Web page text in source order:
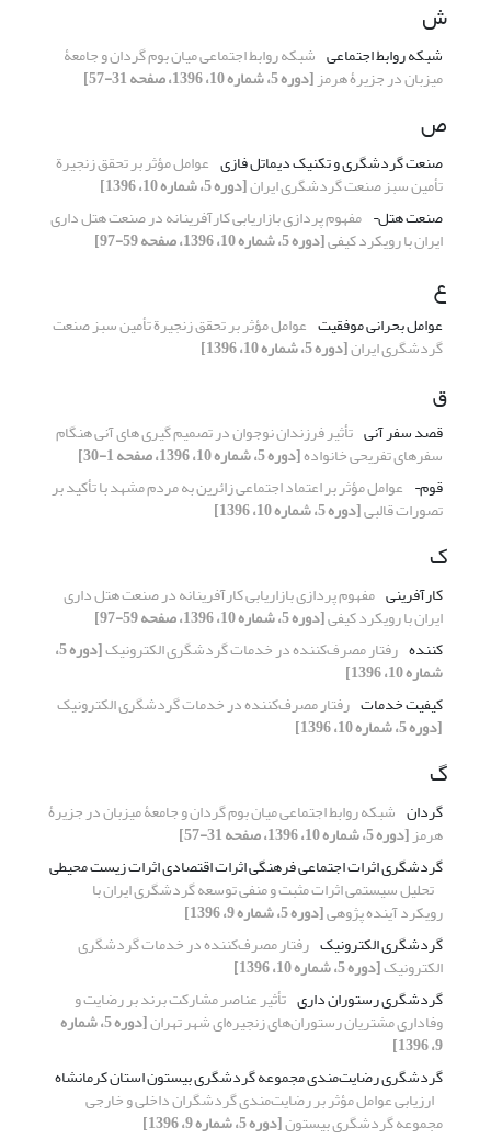
ش
شبکه روابط اجتماعی شبکه روابط اجتماعی میان بوم گردان و جامعۀ
میزبان در جزیرۀ هرمز[دوره 5، شماره 10، 1396، صفحه 31-57]
ص
صنعت گردشگری و تکنیک دیماتل فازی عوامل مؤثر بر تحقق زنجیرة
تأمین سبز صنعت گردشگری ایران[دوره 5، شماره 10، 1396]
صنعت هتل¬ مفهوم پردازی بازاریابی کارآفرینانه در صنعت هتل داری
ایران با رویکرد کیفی[دوره 5، شماره 10، 1396، صفحه 59-97]
ع
عوامل بحرانی موفقیت عوامل مؤثر بر تحقق زنجیرة تأمین سبز صنعت
گردشگری ایران[دوره 5، شماره 10، 1396]
ق
قصد سفر آنی تأثیر فرزندان نوجوان در تصمیم گیری های آنی هنگام
سفرهای تفریحی خانواده[دوره 5، شماره 10، 1396، صفحه 1-30]
قوم¬ عوامل مؤثر بر اعتماد اجتماعی زائرین به مردم مشهد با تأکید بر
تصورات قالبی[دوره 5، شماره 10، 1396]
ک
کارآفرینی مفهوم پردازی بازاریابی کارآفرینانه در صنعت هتل داری
ایران با رویکرد کیفی[دوره 5، شماره 10، 1396، صفحه 59-97]
کننده رفتار مصرف‌کننده در خدمات گردشگری الکترونیک [دوره 5،
شماره 10، 1396]
کیفیت خدمات رفتار مصرف‌کننده در خدمات گردشگری الکترونیک
[دوره 5، شماره 10، 1396]
گ
گردان شبکه روابط اجتماعی میان بوم گردان و جامعۀ میزبان در جزیرۀ
هرمز[دوره 5، شماره 10، 1396، صفحه 31-57]
گردشگری اثرات اجتماعی فرهنگی اثرات اقتصادی اثرات زیست محیطی
تحلیل سیستمی اثرات مثبت و منفی توسعه گردشگری ایران با
رویکرد آینده پژوهی[دوره 5، شماره 9، 1396]
گردشگری الکترونیک رفتار مصرف‌کننده در خدمات گردشگری
الکترونیک[دوره 5، شماره 10، 1396]
گردشگری رستوران داری تأثیر عناصر مشارکت برند بر رضایت و
وفاداری مشتریان رستوران‌های زنجیره‌ای شهر تهران [دوره 5، شماره
9، 1396]
گردشگری رضایت‌مندی مجموعه گردشگری بیستون استان کرمانشاه
ارزیابی عوامل مؤثر بر رضایت‌مندی گردشگران داخلی و خارجی
مجموعه گردشگری بیستون[دوره 5، شماره 9، 1396]